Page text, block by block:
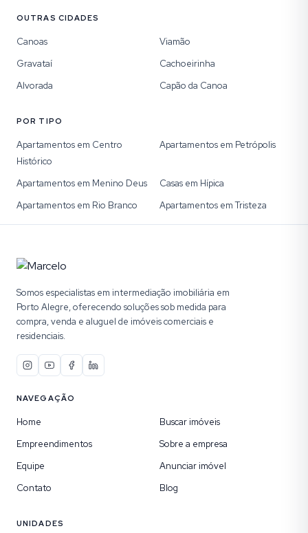
OUTRAS CIDADES
Canoas
Viamão
Gravataí
Cachoeirinha
Alvorada
Capão da Canoa
POR TIPO
Apartamentos em Centro
Histórico
Apartamentos em Petrópolis
Apartamentos em Menino Deus
Casas em Hípica
Apartamentos em Rio Branco
Apartamentos em Tristeza
Somos especialistas em intermediação imobiliária em
Porto Alegre, oferecendo soluções sob medida para
compra, venda e aluguel de imóveis comerciais e
residenciais.
NAVEGAÇÃO
Home
Buscar imóveis
Empreendimentos
Sobre a empresa
Equipe
Anunciar imóvel
Contato
Blog
UNIDADES